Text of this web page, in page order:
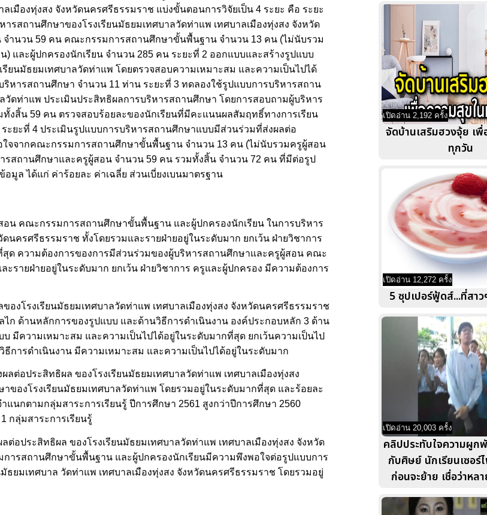
มืองทุ่งสง จังหวัดนครศรีธรรมราช แบ่งขั้นตอนการวิจัยเป็น 4 ระยะ คือ ระยะ
สถานศึกษาของโรงเรียนมัธยมเทศบาลวัดท่าแพ เทศบาลเมืองทุ่งสง จังหวัด
ำนวน 59 คน คณะกรรมการสถานศึกษาขั้นพื้นฐาน จำนวน 13 คน (ไม่นับรวม
ละผู้ปกครองนักเรียน จำนวน 285 คน ระยะที่ 2 ออกแบบและสร้างรูปแบบ
นมัธยมเทศบาลวัดท่าแพ โดยตรวจสอบความเหมาะสม และความเป็นไปได้
หารสถานศึกษา จำนวน 11 ท่าน ระยะที่ 3 ทดลองใช้รูปแบบการบริหารสถาน
ดท่าแพ ประเมินประสิทธิผลการบริหารสถานศึกษา โดยการสอบถามผู้บริหาร
งสิ้น 59 คน ตรวจสอบร้อยละของนักเรียนที่มีคะแนนผลสัมฤทธิ์ทางการเรียน
ะยะที่ 4 ประเมินรูปแบบการบริหารสถานศึกษาแบบมีส่วนร่วมที่ส่งผลต่อ
จจากคณะกรรมการสถานศึกษาขั้นพื้นฐาน จำนวน 13 คน (ไม่นับรวมครูผู้สอน
สถานศึกษาและครูผู้สอน จำนวน 59 คน รวมทั้งสิ้น จำนวน 72 คน ที่มีต่อรูป
ล ได้แก่ ค่าร้อยละ ค่าเฉลี่ย ส่วนเบี่ยงเบนมาตรฐาน
น คณะกรรมการสถานศึกษาขั้นพื้นฐาน และผู้ปกครองนักเรียน ในการบริหาร
นครศรีธรรมราช ทั้งโดยรวมและรายฝ่ายอยู่ในระดับมาก ยกเว้น ฝ่ายวิชาการ
ด ความต้องการของการมีส่วนร่วมของผู้บริหารสถานศึกษาและครูผู้สอน คณะ
รายฝ่ายอยู่ในระดับมาก ยกเว้น ฝ่ายวิชาการ ครูและผู้ปกครอง มีความต้องการ
งโรงเรียนมัธยมเทศบาลวัดท่าแพ เทศบาลเมืองทุ่งสง จังหวัดนครศรีธรรมราช
ก ด้านหลักการของรูปแบบ และด้านวิธีการดำเนินงาน องค์ประกอบหลัก 3 ด้าน
มีความเหมาะสม และความเป็นไปได้อยู่ในระดับมากที่สุด ยกเว้นความเป็นไป
การดำเนินงาน มีความเหมาะสม และความเป็นไปได้อยู่ในระดับมาก
อประสิทธิผล ของโรงเรียนมัธยมเทศบาลวัดท่าแพ เทศบาลเมืองทุ่งสง
องโรงเรียนมัธยมเทศบาลวัดท่าแพ โดยรวมอยู่ในระดับมากที่สุด และร้อยละ
นกตามกลุ่มสาระการเรียนรู้ ปีการศึกษา 2561 สูงกว่าปีการศึกษา 2560
กลุ่มสาระการเรียนรู้
อประสิทธิผล ของโรงเรียนมัธยมเทศบาลวัดท่าแพ เทศบาลเมืองทุ่งสง จังหวัด
รสถานศึกษาขั้นพื้นฐาน และผู้ปกครองนักเรียนมีความพึงพอใจต่อรูปแบบการ
ยมเทศบาล วัดท่าแพ เทศบาลเมืองทุ่งสง จังหวัดนครศรีธรรมราช โดยรวมอยู่
เปิดอ่าน 2,192 ครั้ง
จัดบ้านเสริมฮวงจุ้ย เพื่
ทุกวัน
เปิดอ่าน 12,272 ครั้ง
5 ซุปเปอร์ฟู้ดส์...ที่สาว
เปิดอ่าน 20,003 ครั้ง
คลิปประทับใจความผูก
กับศิษย์ นักเรียนเซอ
ก่อนจะย้าย เชื่อว่าหล